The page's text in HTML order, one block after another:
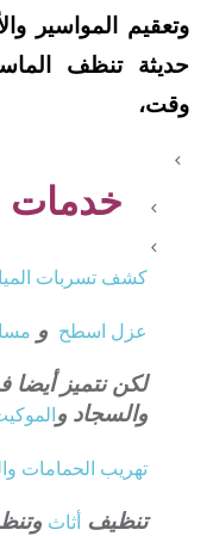
وتعقيم المواسير
حديثة تنظف
وقت،
خدمات
كشف تسربات
عزل اسطح و
لكن نتميز أيضا
والسجاد و
تهريب الحمامات
تنظيف أثاث